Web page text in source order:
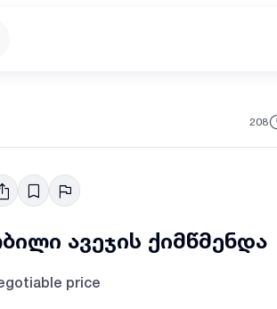
208
ავეჯის ქიმწმენდა
price